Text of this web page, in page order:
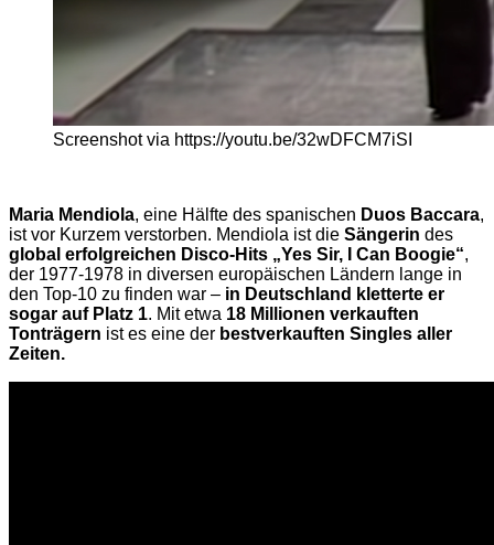
Screenshot via https://youtu.be/32wDFCM7iSI
Maria Mendiola, eine Hälfte des spanischen Duos Baccara,
ist vor Kurzem verstorben. Mendiola ist die Sängerin des
global erfolgreichen Disco-Hits „Yes Sir, I Can Boogie“,
der 1977-1978 in diversen europäischen Ländern lange in
den Top-10 zu finden war – in Deutschland kletterte er
sogar auf Platz 1. Mit etwa 18 Millionen verkauften
Tonträgern ist es eine der bestverkauften Singles aller
Zeiten.